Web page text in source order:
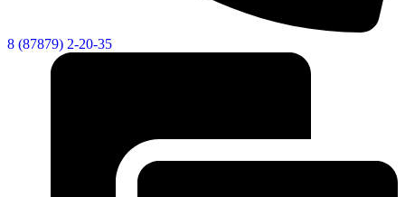
8 (87879) 2-20-35